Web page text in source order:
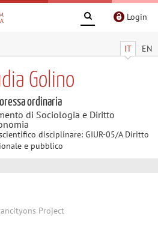
Login
IT EN
Golino
ordinaria
di Sociologia e Diritto
disciplinare: GIUR-05/A Diritto
e pubblico
Project